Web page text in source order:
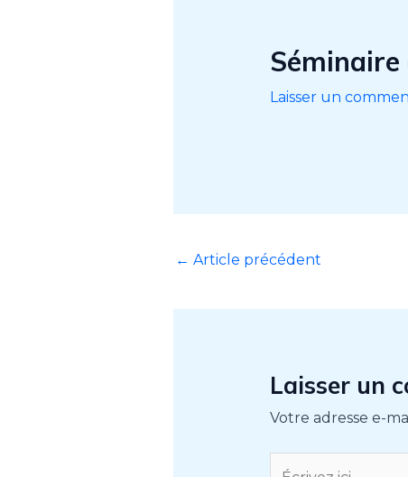
Séminaire
Laisser un
← Article précédent
Laisser un
Votre adresse e-
Écrivez